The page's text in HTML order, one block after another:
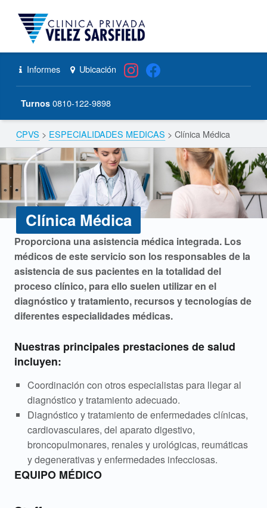
Clínica Médica – CPVS
Primary Menu
Header info sidebar Informes Ubicación
Turnos 0810-122-9898
Breadcrumbs navigation
CPVS > ESPECIALIDADES MEDICAS > Clínica Médica
Clínica Médica
M
Proporciona una asistencia médica integrada. Los
médicos de este servicio son los responsables de la
asistencia de sus pacientes en la totalidad del
proceso clínico, para ello suelen utilizar en el
diagnóstico y tratamiento, recursos y tecnologías de
diferentes especialidades médicas.
Nuestras principales prestaciones de salud
incluyen:
Coordinación con otros especialistas para llegar al
diagnóstico y tratamiento adecuado.
Diagnóstico y tratamiento de enfermedades clínicas,
cardiovasculares, del aparato digestivo,
broncopulmonares, renales y urológicas, reumáticas
y degenerativas y enfermedades infecciosas.
EQUIPO MÉDICO